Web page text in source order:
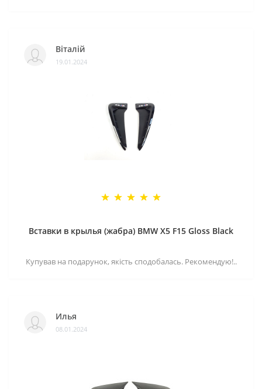
Віталій
19.01.2024
Вставки в крылья (жабра) BMW X5 F15 Gloss Black
Купував на подарунок, якість сподобалась. Рекомендую!..
Илья
08.01.2024